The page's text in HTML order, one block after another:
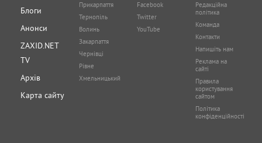
Блоги
Анонси
ZAXID.NET
TV
Архів
Карта сайту
Прикарпаття
Тернопіль
Волинь
Закарпаття
Чернівці
Рівне
Хмельницький
Facebook
Twitter
YouTube
Редакційна
політика
Команда
Контакти
Напишіть нам
Реклама на
сайті
Правила
користування
сайтом
Політика
конфіденційності